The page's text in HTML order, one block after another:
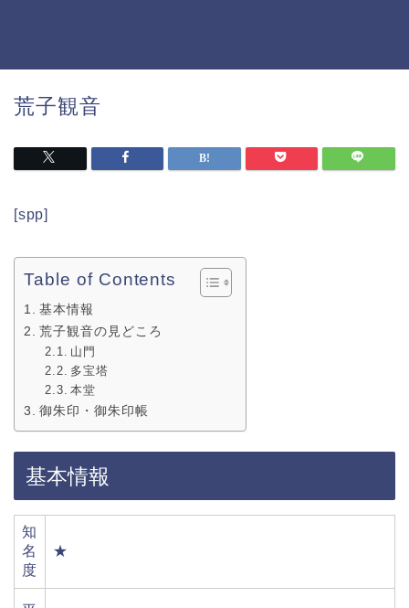
荒子観音
[spp]
Table of Contents
基本情報
荒子観音の見どころ
山門
多宝塔
本堂
御朱印・御朱印帳
基本情報
知
名
度
★